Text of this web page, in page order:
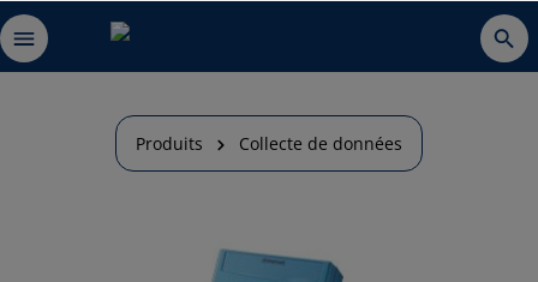
Produits Collecte de données